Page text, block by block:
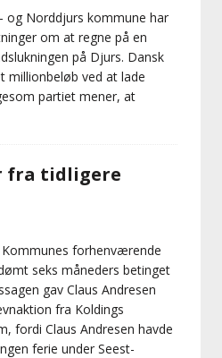
og Norddjurs kommune har
om at regne på en
på Djurs. Dansk
millionbeløb ved at lade
partiet mener, at
fra tidligere
forhenværende
seks måneders betinget
gav Claus Andresen
fra Koldings
fordi Claus Andresen havde
ferie under Seest-